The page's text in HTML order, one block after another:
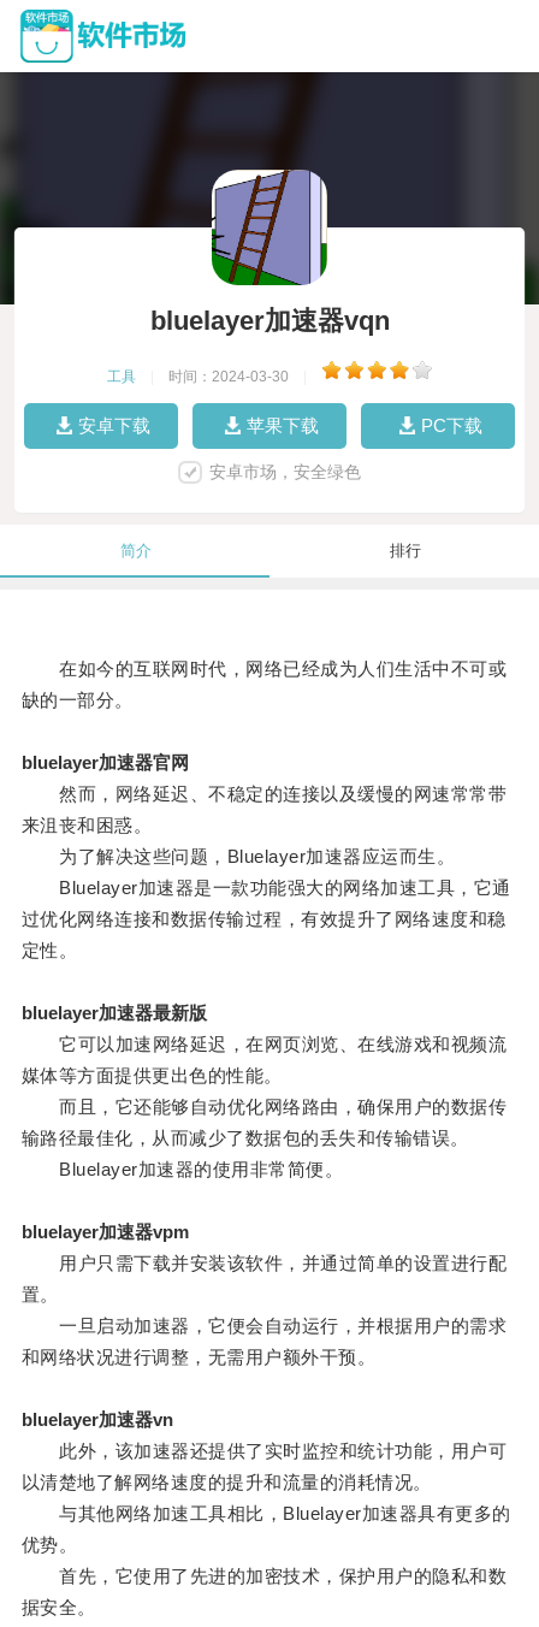
bluelayer加速器vqn
工具 时间：2024-03-30
安卓下载 苹果下载 PC下载
安卓市场，安全绿色
简介 排行
在如今的互联网时代，网络已经成为人们生活中不可或
缺的一部分。
bluelayer加速器官网
然而，网络延迟、不稳定的连接以及缓慢的网速常常带
来沮丧和困惑。
为了解决这些问题，Bluelayer加速器应运而生。
Bluelayer加速器是一款功能强大的网络加速工具，它通
过优化网络连接和数据传输过程，有效提升了网络速度和稳
定性。
bluelayer加速器最新版
它可以加速网络延迟，在网页浏览、在线游戏和视频流
媒体等方面提供更出色的性能。
而且，它还能够自动优化网络路由，确保用户的数据传
输路径最佳化，从而减少了数据包的丢失和传输错误。
Bluelayer加速器的使用非常简便。
bluelayer加速器vpm
用户只需下载并安装该软件，并通过简单的设置进行配
置。
一旦启动加速器，它便会自动运行，并根据用户的需求
和网络状况进行调整，无需用户额外干预。
bluelayer加速器vn
此外，该加速器还提供了实时监控和统计功能，用户可
以清楚地了解网络速度的提升和流量的消耗情况。
与其他网络加速工具相比，Bluelayer加速器具有更多的
优势。
首先，它使用了先进的加密技术，保护用户的隐私和数
据安全。